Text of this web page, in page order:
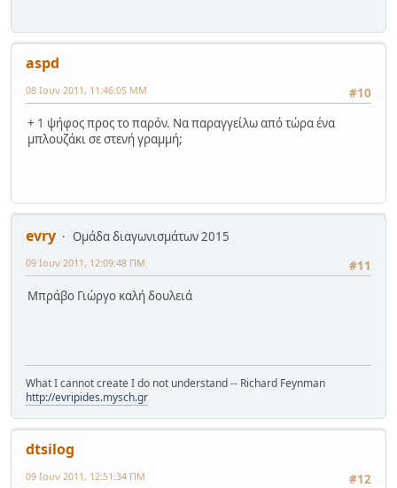
aspd
#10
08 Ιουν 2011, 11:46:05 ΜΜ
+ 1 ψήφος προς το παρόν. Να παραγγείλω από τώρα ένα
μπλουζάκι σε στενή γραμμή;
evry
Ομάδα διαγωνισμάτων 2015
#11
09 Ιουν 2011, 12:09:48 ΠΜ
Μπράβο Γιώργο καλή δουλειά
What I cannot create I do not understand -- Richard Feynman
http://evripides.mysch.gr
dtsilog
#12
09 Ιουν 2011, 12:51:34 ΠΜ